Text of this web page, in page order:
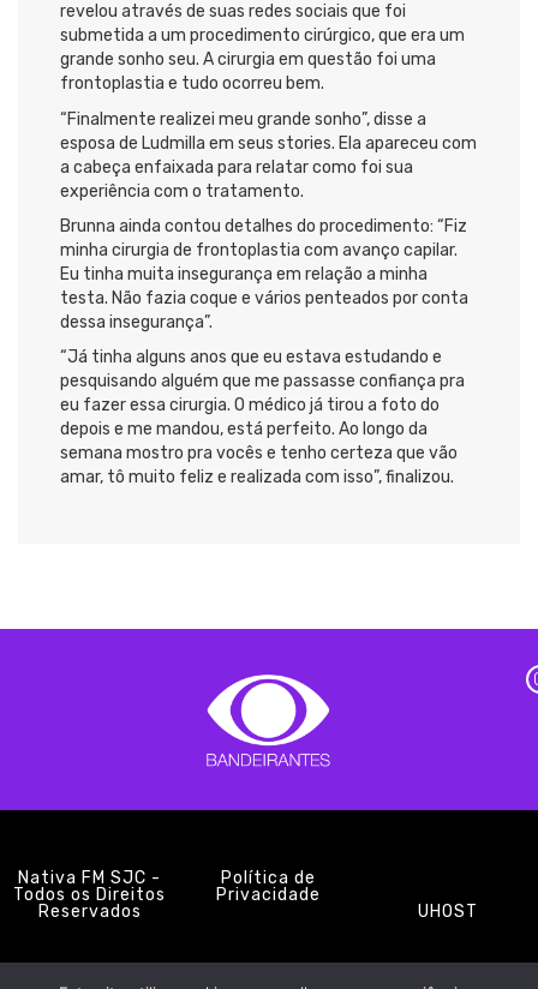
revelou através de suas redes sociais que foi
submetida a um procedimento cirúrgico, que era um
grande sonho seu. A cirurgia em questão foi uma
frontoplastia e tudo ocorreu bem.
“Finalmente realizei meu grande sonho”, disse a
esposa de Ludmilla em seus stories. Ela apareceu com
a cabeça enfaixada para relatar como foi sua
experiência com o tratamento.
Brunna ainda contou detalhes do procedimento: “Fiz
minha cirurgia de frontoplastia com avanço capilar.
Eu tinha muita insegurança em relação a minha
testa. Não fazia coque e vários penteados por conta
dessa insegurança”.
“Já tinha alguns anos que eu estava estudando e
pesquisando alguém que me passasse confiança pra
eu fazer essa cirurgia. O médico já tirou a foto do
depois e me mandou, está perfeito. Ao longo da
semana mostro pra vocês e tenho certeza que vão
amar, tô muito feliz e realizada com isso”, finalizou.
Nativa FM SJC -
Todos os Direitos
Reservados
Política de
Privacidade
UHOST